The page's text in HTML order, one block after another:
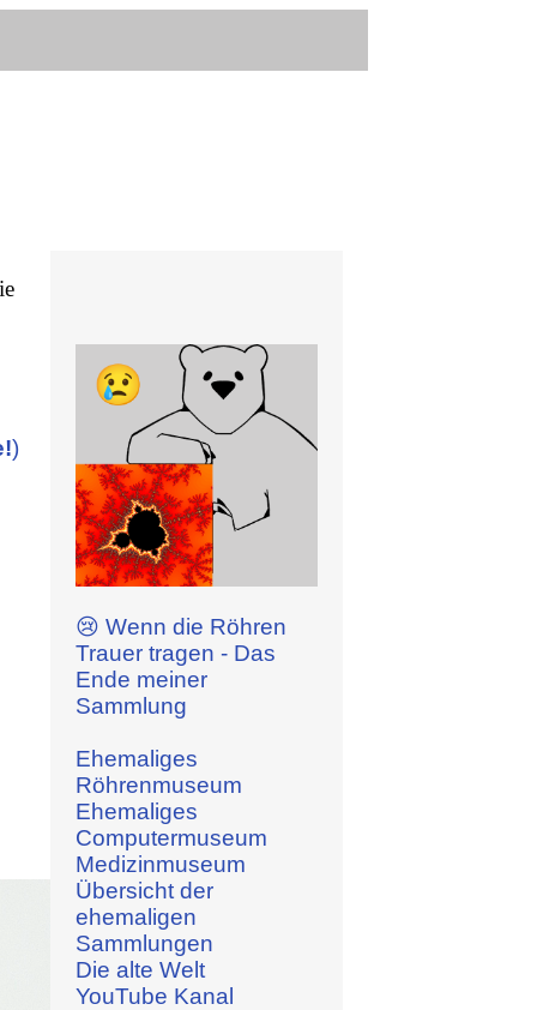
)
😢 Wenn die Röhren
Trauer tragen - Das
Ende meiner
Sammlung
Ehemaliges
Röhrenmuseum
Ehemaliges
Computermuseum
Medizinmuseum
Übersicht der
ehemaligen
Sammlungen
Die alte Welt
YouTube Kanal